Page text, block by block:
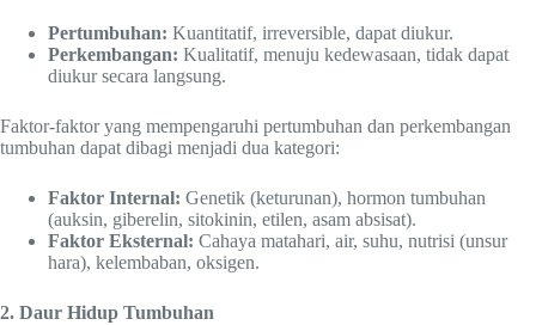
Pertumbuhan: Kuantitatif, irreversible, dapat diukur.
Perkembangan: Kualitatif, menuju kedewasaan, tidak dapat
diukur secara langsung.
Faktor-faktor yang mempengaruhi pertumbuhan dan perkembangan
tumbuhan dapat dibagi menjadi dua kategori:
Faktor Internal: Genetik (keturunan), hormon tumbuhan
(auksin, giberelin, sitokinin, etilen, asam absisat).
Faktor Eksternal: Cahaya matahari, air, suhu, nutrisi (unsur
hara), kelembaban, oksigen.
2. Daur Hidup Tumbuhan